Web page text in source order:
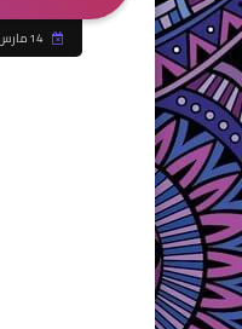
14 مارس 2025